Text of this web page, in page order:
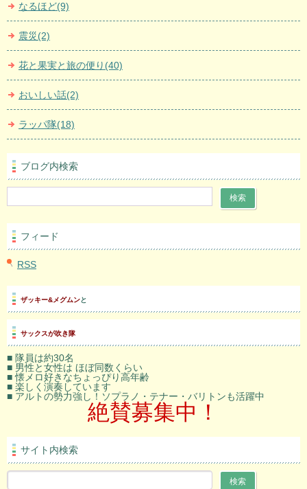
なるほど(9)
震災(2)
花と果実と旅の便り(40)
おいしい話(2)
ラッパ隊(18)
ブログ内検索
フィード
RSS
ザッキー&メグムンと
サックスが吹き隊
■ 隊員は約30名
■ 男性と女性は ほぼ同数くらい
■ 懐メロ好きなちょっぴり高年齢
■ 楽しく演奏しています
■ アルトの勢力強し！ソプラノ・テナー・バリトンも活躍中
絶賛募集中！
サイト内検索